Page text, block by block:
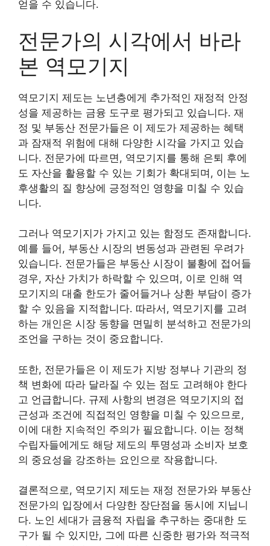
얻을 수 있습니다.
전문가의 시각에서 바라
본 역모기지
역모기지 제도는 노년층에게 추가적인 재정적 안정
성을 제공하는 금융 도구로 평가되고 있습니다. 재
정 및 부동산 전문가들은 이 제도가 제공하는 혜택
과 잠재적 위험에 대해 다양한 시각을 가지고 있습
니다. 전문가에 따르면, 역모기지를 통해 은퇴 후에
도 자산을 활용할 수 있는 기회가 확대되며, 이는 노
후생활의 질 향상에 긍정적인 영향을 미칠 수 있습
니다.
그러나 역모기지가 가지고 있는 함정도 존재합니다.
예를 들어, 부동산 시장의 변동성과 관련된 우려가
있습니다. 전문가들은 부동산 시장이 불황에 접어들
경우, 자산 가치가 하락할 수 있으며, 이로 인해 역
모기지의 대출 한도가 줄어들거나 상환 부담이 증가
할 수 있음을 지적합니다. 따라서, 역모기지를 고려
하는 개인은 시장 동향을 면밀히 분석하고 전문가의
조언을 구하는 것이 중요합니다.
또한, 전문가들은 이 제도가 지방 정부나 기관의 정
책 변화에 따라 달라질 수 있는 점도 고려해야 한다
고 언급합니다. 규제 사항의 변경은 역모기지의 접
근성과 조건에 직접적인 영향을 미칠 수 있으므로,
이에 대한 지속적인 주의가 필요합니다. 이는 정책
수립자들에게도 해당 제도의 투명성과 소비자 보호
의 중요성을 강조하는 요인으로 작용합니다.
결론적으로, 역모기지 제도는 재정 전문가와 부동산
전문가의 입장에서 다양한 장단점을 동시에 지닙니
다. 노인 세대가 금융적 자립을 추구하는 중대한 도
구가 될 수 있지만, 그에 따른 신중한 평가와 적극적